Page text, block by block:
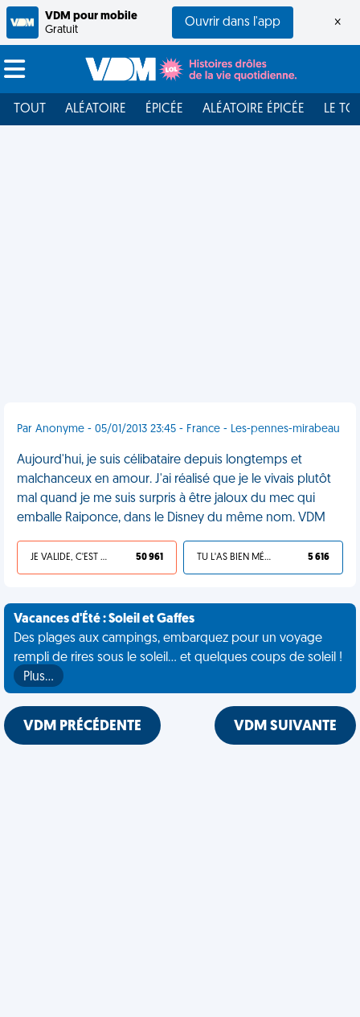
VDM pour mobile
Gratuit
Ouvrir dans l'app ×
TOUT ALÉATOIRE ÉPICÉE ALÉATOIRE ÉPICÉE LE
Par Anonyme - 05/01/2013 23:45 - France - Les-pennes-mirabeau
Aujourd'hui, je suis célibataire depuis longtemps et
malchanceux en amour. J'ai réalisé que je le vivais plutôt
mal quand je me suis surpris à être jaloux du mec qui
emballe Raiponce, dans le Disney du même nom. VDM
JE VALIDE, C'EST UNE VDM 50 961 TU L'AS BIEN MÉRITÉ 5 616
Vacances d'Été : Soleil et Gaffes
Des plages aux campings, embarquez pour un voyage
rempli de rires sous le soleil... et quelques coups de soleil !
Plus…
VDM PRÉCÉDENTE VDM SUIVANTE